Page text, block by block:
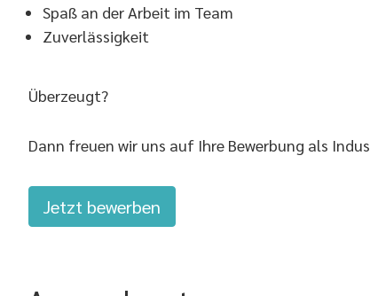
Spaß an der Arbeit im Team
Zuverlässigkeit
Überzeugt?
Dann freuen wir uns auf Ihre Bewerbung als
Jetzt bewerben